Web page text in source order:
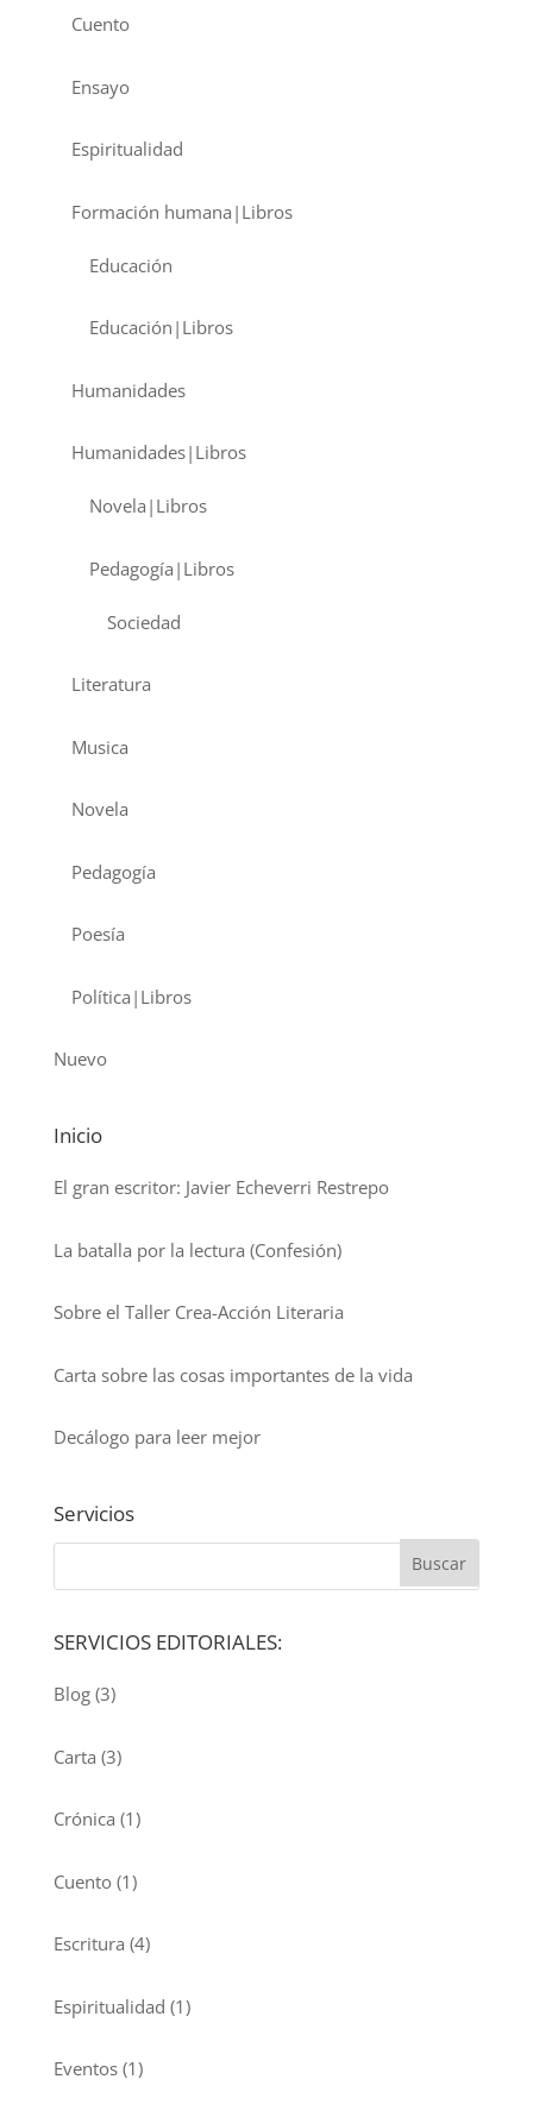
Cuento
Ensayo
Espiritualidad
Formación humana|Libros
Educación
Educación|Libros
Humanidades
Humanidades|Libros
Novela|Libros
Pedagogía|Libros
Sociedad
Literatura
Musica
Novela
Pedagogía
Poesía
Política|Libros
Nuevo
Inicio
El gran escritor: Javier Echeverri Restrepo
La batalla por la lectura (Confesión)
Sobre el Taller Crea-Acción Literaria
Carta sobre las cosas importantes de la vida
Decálogo para leer mejor
Servicios
SERVICIOS EDITORIALES:
Blog(3)
Carta (3)
Crónica (1)
Cuento(1)
Escritura (4)
Espiritualidad (1)
Eventos(1)